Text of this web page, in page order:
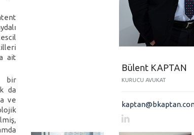
ait
bir
da
ve
Bülent KAPTAN
KURUCU AVUKAT
